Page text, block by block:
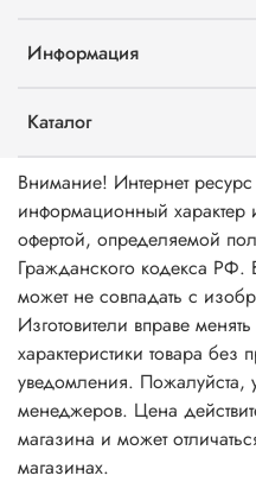
Информация
Каталог
Внимание! Интернет
информационный характер
офертой, определяемой
Гражданского кодекса
может не совпадать с
Изготовители вправе
характеристики товара без
уведомления. Пожалуйста,
менеджеров. Цена
магазина и может
магазинах.